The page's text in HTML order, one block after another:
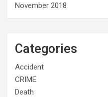
November 2018
Categories
Accident
CRIME
Death